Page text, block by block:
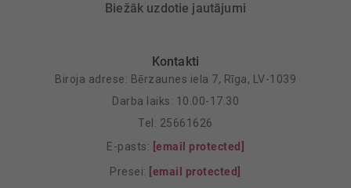
Biežāk uzdotie jautājumi
Kontakti
Biroja adrese: Bērzaunes iela 7, Rīga, LV-1039
Darba laiks: 10.00-17.30
Tel: 25661626
E-pasts: [email protected]
Presei: [email protected]